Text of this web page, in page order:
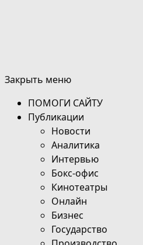
Закрыть меню
ПОМОГИ САЙТУ
Публикации
Новости
Аналитика
Интервью
Бокс-офис
Кинотеатры
Онлайн
Бизнес
Государство